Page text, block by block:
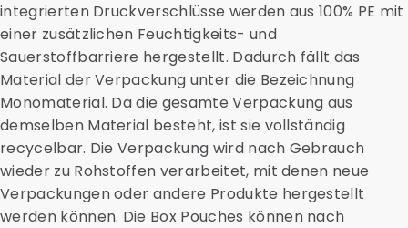
integrierten Druckverschlüsse werden aus 100% PE mit
einer zusätzlichen Feuchtigkeits- und
Sauerstoffbarriere hergestellt. Dadurch fällt das
Material der Verpackung unter die Bezeichnung
Monomaterial. Da die gesamte Verpackung aus
demselben Material besteht, ist sie vollständig
recycelbar. Die Verpackung wird nach Gebrauch
wieder zu Rohstoffen verarbeitet, mit denen neue
Verpackungen oder andere Produkte hergestellt
werden können. Die Box Pouches können nach